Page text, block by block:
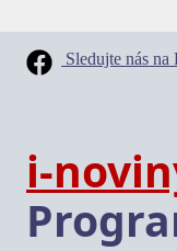
Sledujte nás na
i-